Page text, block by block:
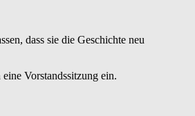
dass sie die Geschichte neu
Vorstandssitzung ein.